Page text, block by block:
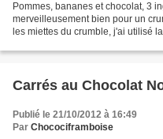
Pommes, bananes et chocolat, 3
merveilleusement bien pour un
les miettes du crumble, j'ai utilisé
Carrés au Chocolat
Publié le 21/10/2012 à 16:49
Par Chocociframboise